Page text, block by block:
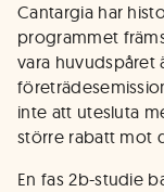
Cantargia har
programmet
vara huvudspåret
inte att utesluta
större rabatt mot
En fas 2b-studie